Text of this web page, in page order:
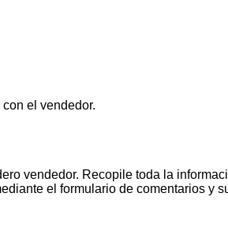
el vendedor.
vendedor. Recopile toda la
el formulario de comentarios y